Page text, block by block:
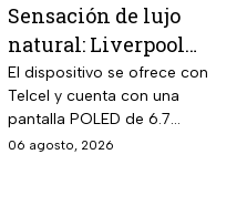
pulgadas y mochila ASUS
incluida en el mismo
empaque oficial.
Sensación de lujo
natural: Liverpool
remata el Motorola
Edge 70 Fusion de
256GB de
almacenamiento,
El dispositivo se ofrece con
Telcel y cuenta con una
pantalla POLED de 6.7
pulgadas y funciones
06 agosto, 2026